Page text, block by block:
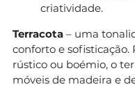
criatividade.
Terracota – uma
conforto e
rústico ou boémio, o
móveis de madeira e